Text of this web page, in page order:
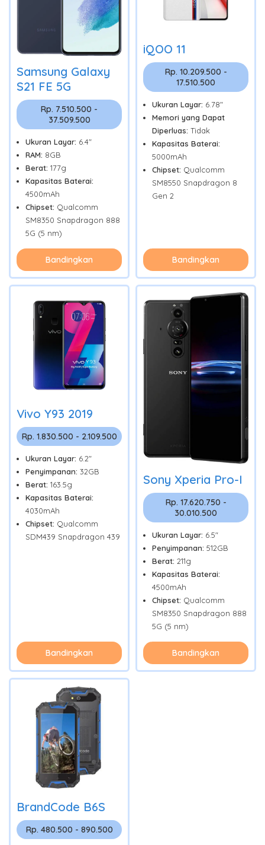
Samsung Galaxy
S21 FE 5G
Rp. 7.510.500 -
37.509.500
Ukuran Layar: 6.4"
RAM: 8GB
Berat: 177g
Kapasitas Baterai:
4500mAh
Chipset: Qualcomm
SM8350 Snapdragon 888
5G (5 nm)
Bandingkan
iQOO 11
Rp. 10.209.500 -
17.510.500
Ukuran Layar: 6.78"
Memori yang Dapat
Diperluas: Tidak
Kapasitas Baterai:
5000mAh
Chipset: Qualcomm
SM8550 Snapdragon 8
Gen 2
Bandingkan
Vivo Y93 2019
Rp. 1.830.500 - 2.109.500
Ukuran Layar: 6.2"
Penyimpanan: 32GB
Berat: 163.5g
Kapasitas Baterai:
4030mAh
Chipset: Qualcomm
SDM439 Snapdragon 439
Bandingkan
Sony Xperia Pro-I
Rp. 17.620.750 -
30.010.500
Ukuran Layar: 6.5"
Penyimpanan: 512GB
Berat: 211g
Kapasitas Baterai:
4500mAh
Chipset: Qualcomm
SM8350 Snapdragon 888
5G (5 nm)
Bandingkan
BrandCode B6S
Rp. 480.500 - 890.500